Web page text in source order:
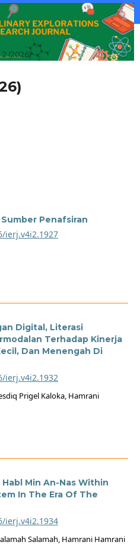
2 (2026)
Penafsiran
ierj.v4i2.1927
Digital, Literasi
Terhadap Kinerja
Dan Menengah Di
ierj.v4i2.1932
Prigel Kaloka, Hamrani
Min An-Nas Within
In The Era Of The
ierj.v4i2.1934
Salamah, Hamrani Hamrani